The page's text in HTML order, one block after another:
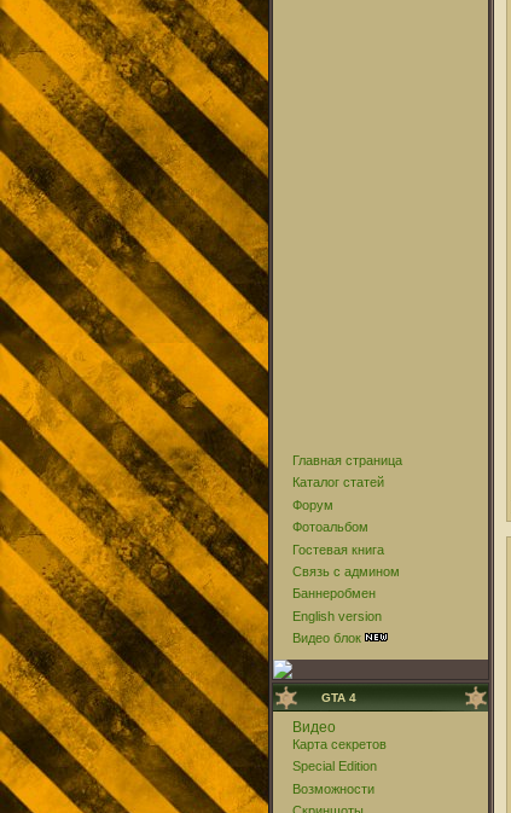
Главная страница
Каталог статей
Форум
Фотоальбом
Гостевая книга
Связь с админом
Баннеробмен
English version
Видео блок
GTA 4
Видео
Карта секретов
Special Edition
Возможности